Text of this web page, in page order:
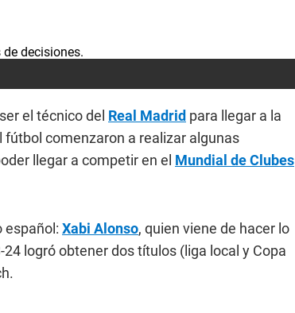
el técnico del Real Madrid para llegar a la
fútbol comenzaron a realizar algunas
llegar a competir en el Mundial de Clubes
español: Xabi Alonso, quien viene de hacer lo
logró obtener dos títulos (liga local y Copa